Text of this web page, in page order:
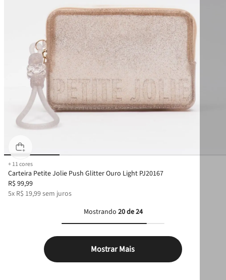
+11cores
Carteira Petite Jolie Push Glitter Ouro Light PJ20167
R$ 99,99
5x R$ 19,99sem juros
Mostrando 20 de 24
Mostrar Mais